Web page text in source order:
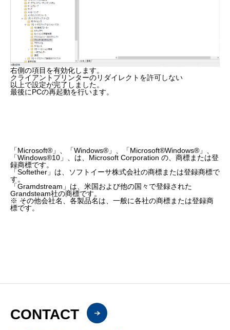
右側の項目を有効化します。
クライアントプリンターのリダイレクトを許可しない
以上で設定が完了しました。
最後にPCの再起動を行います。
「Microsoft®」、「Windows®」、「Microsoft®Windows®」、
「Windows®10」、は、Microsoft Corporation の、商標または登
録商標です。
「Softether」は、ソフトイーサ株式会社の商標または登録商標で
す。
「Gramdstream」は、米国および他の国々で登録された
Grandsteam社の商標です。
※ その他会社名、各製品名は、一般に各社の商標または登録商
標です。
CONTACT